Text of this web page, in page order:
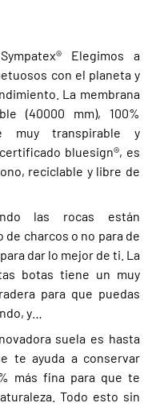
Elegimos a
con el planeta y
La membrana
(40000 mm), 100%
muy transpirable y
bluesign®, es
reciclable y libre de
las rocas están
de charcos o no para de
dar lo mejor de ti. La
botas tiene un muy
para que puedas
y…
suela es hasta
te ayuda a conservar
más fina para que te
Todo esto sin